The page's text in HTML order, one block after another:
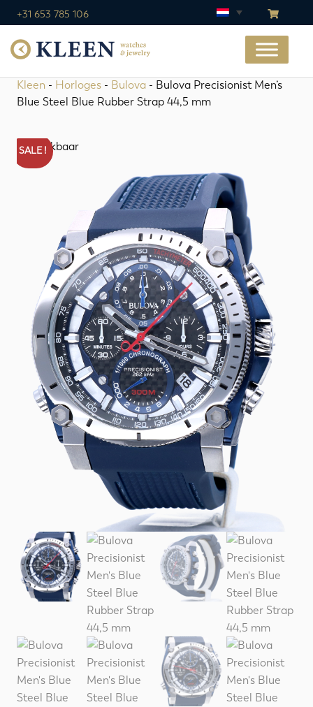
+31 653 785 106
Kleen - Horloges - Bulova - Bulova Precisionist Men’s
Blue Steel Blue Rubber Strap 44,5 mm
Beschikbaar
SALE !